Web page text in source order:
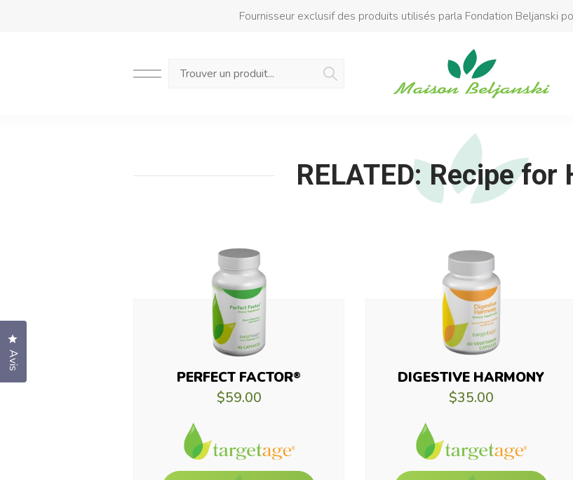
Fournisseur exclusif des produits utilisés parla Fondation Beljanski
Produit ajouté au panier
RELATED: Recipe for
PERFECT FACTOR®
$59.00
DIGESTIVE HARMONY
$35.00
Avis
Cliquez pour ouvrir la fenêtre des avis